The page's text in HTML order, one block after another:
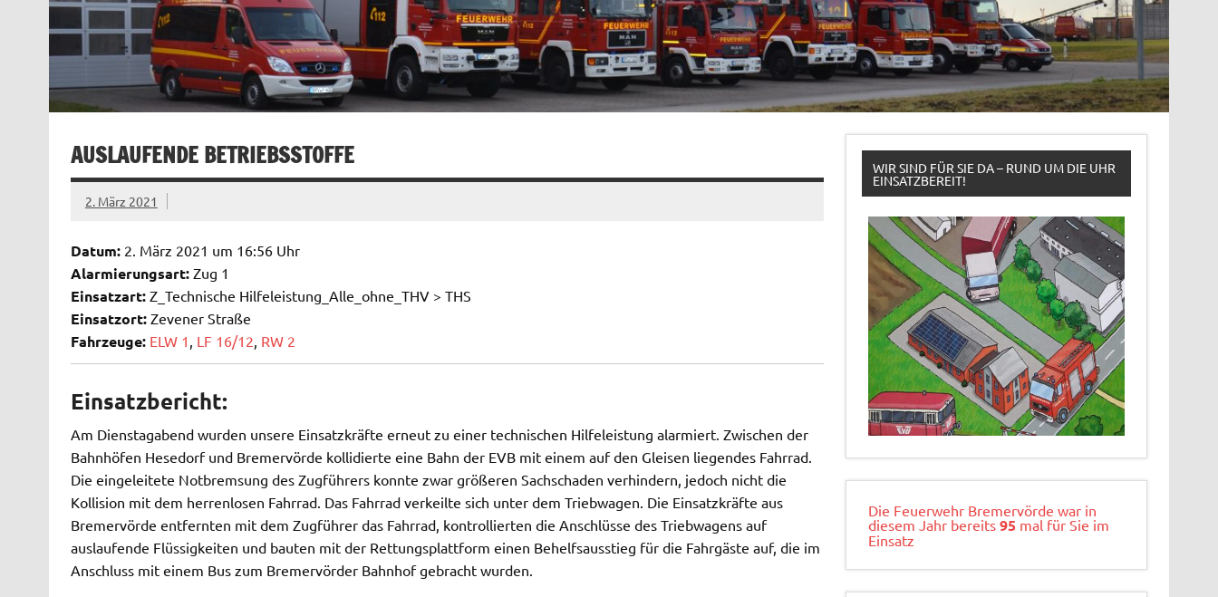
AUSLAUFENDE BETRIEBSSTOFFE
2. März 2021
Datum:2. März 2021 um 16:56 Uhr
Alarmierungsart:Zug 1
Einsatzart:Z_Technische Hilfeleistung_Alle_ohne_THV > THS
Einsatzort:Zevener Straße
Fahrzeuge: ELW 1 LF 16/12 RW 2
Einsatzbericht:
Am Dienstagabend wurden unsere Einsatzkräfte erneut zu einer technischen Hilfeleistung alarmiert. Zwischen der
Bahnhöfen Hesedorf und Bremervörde kollidierte eine Bahn der EVB mit einem auf den Gleisen liegendes Fahrrad.
Die eingeleitete Notbremsung des Zugführers konnte zwar größeren Sachschaden verhindern, jedoch nicht die
Kollision mit dem herrenlosen Fahrrad. Das Fahrrad verkeilte sich unter dem Triebwagen. Die Einsatzkräfte aus
Bremervörde entfernten mit dem Zugführer das Fahrrad, kontrollierten die Anschlüsse des Triebwagens auf
auslaufende Flüssigkeiten und bauten mit der Rettungsplattform einen Behelfsausstieg für die Fahrgäste auf, die im
Anschluss mit einem Bus zum Bremervörder Bahnhof gebracht wurden.
WIR SIND FÜR SIE DA – RUND UM DIE UHR
EINSATZBEREIT!
Die Feuerwehr Bremervörde war in
diesem Jahr bereits95 mal für Sie im
Einsatz